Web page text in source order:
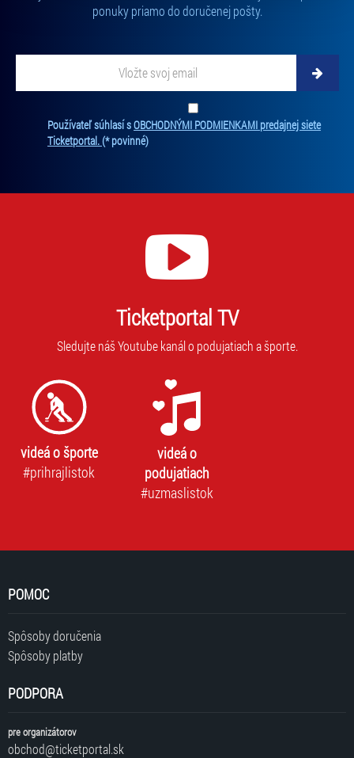
„Cookies a jejich nastavení“.
ponuky priamo do doručenej pošty.
Používateľ súhlasí sOBCHODNÝMI PODMIENKAMI predajnej siete
Ticketportal.(* povinné)
Ticketportal TV
Sledujte náš Youtube kanál o podujatiach a športe.
videá o športe
#prihrajlistok
videá o
podujatiach
#uzmaslistok
POMOC
Spôsoby doručenia
Spôsoby platby
PODPORA
pre organizátorov
obchod@ticketportal.sk